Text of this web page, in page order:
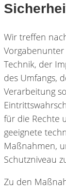
Wir treffen
Technik, der
des Umfangs,
Verarbeitung
für die Rechte
geeignete
Maßnahmen,
Schutzniveau
Zu den